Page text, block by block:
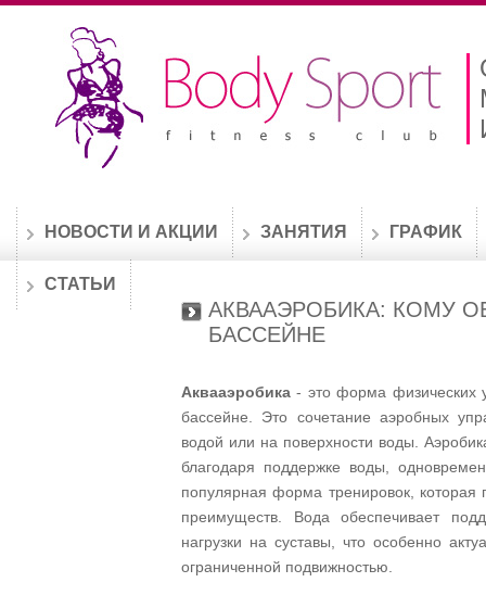
НОВОСТИ И АКЦИИ ЗАНЯТИЯ ГРАФИК
СТАТЬИ
АКВААЭРОБИКА: КОМУ
БАССЕЙНЕ
Аквааэробика - это форма физических
бассейне. Это сочетание аэробных
водой или на поверхности воды.
благодаря поддержке воды,
популярная форма тренировок,
преимуществ. Вода обеспечивает
нагрузки на суставы, что особенно
ограниченной подвижностью.